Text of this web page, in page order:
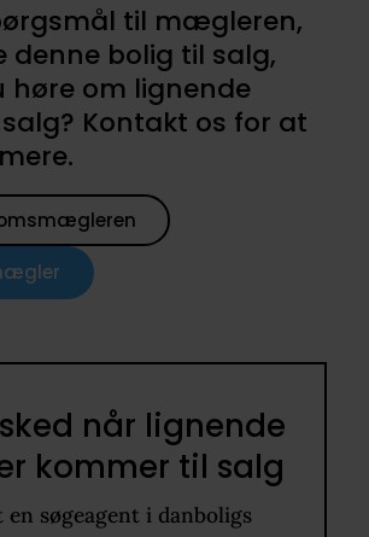
til mægleren,
denne bolig til salg,
høre om lignende
Kontakt os for at
når lignende
kommer til salg
en søgeagent i danboligs